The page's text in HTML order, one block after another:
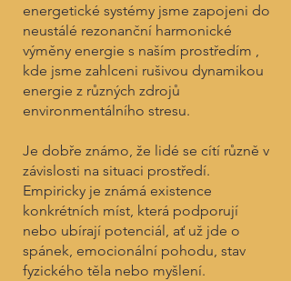
energetické systémy jsme zapojeni do
neustálé rezonanční harmonické
výměny energie s naším prostředím ,
kde jsme zahlceni rušivou dynamikou
energie z různých zdrojů
environmentálního stresu.
Je dobře známo, že lidé se cítí různě v
závislosti na situaci prostředí.
Empiricky je známá existence
konkrétních míst, která podporují
nebo ubírají potenciál, ať už jde o
spánek, emocionální pohodu, stav
fyzického těla nebo myšlení.